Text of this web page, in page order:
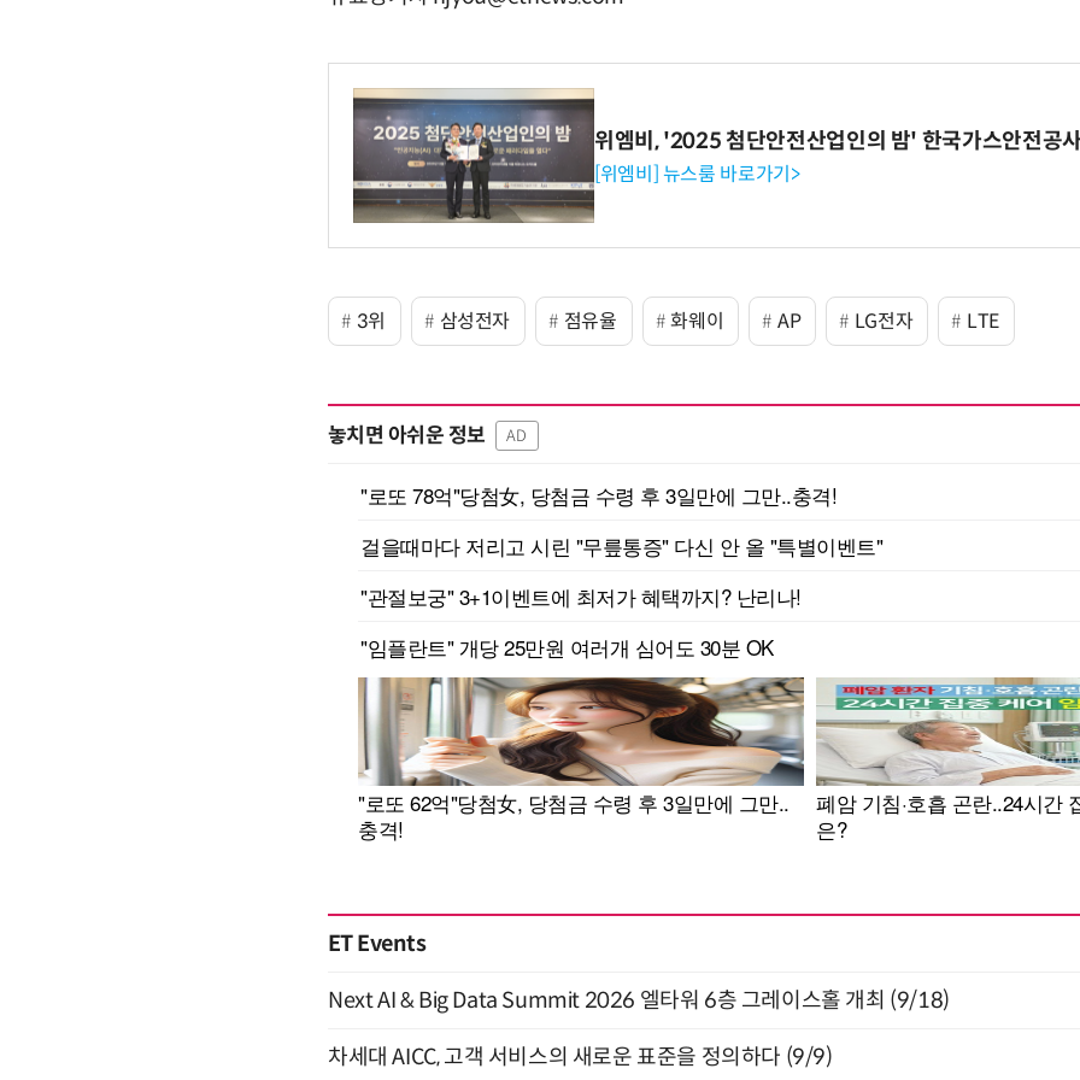
위엠비, '2025 첨단안전산업인의 밤' 한국가스안전공
[위엠비] 뉴스룸 바로가기>
3위 삼성전자 점유율 화웨이 AP LG전자 LTE
놓치면 아쉬운 정보 AD
ET Events
Next AI & Big Data Summit 2026 엘타워 6층 그레이스홀 개최 (9/18)
차세대 AICC, 고객 서비스의 새로운 표준을 정의하다 (9/9)